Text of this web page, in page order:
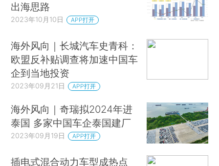
出海思路
2023年10月10日 APP打开
海外风向｜长城汽车史青科：
欧盟反补贴调查将加速中国车
企到当地投资
2023年09月21日 APP打开
海外风向｜奇瑞拟2024年进
泰国 多家中国车企泰国建厂
2023年09月19日 APP打开
插电式混合动力车型成热点